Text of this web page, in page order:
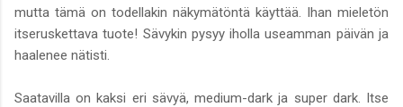
mutta tämä on todellakin näkymätöntä käyttää. Ihan mieletön
itseruskettava tuote! Sävykin pysyy iholla useamman päivän ja
haalenee nätisti.
Saatavilla on kaksi eri sävyä, medium-dark ja super dark. Itse